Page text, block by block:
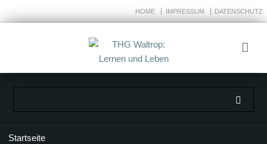
HOME IMPRESSUM DATENSCHUTZ
Startseite